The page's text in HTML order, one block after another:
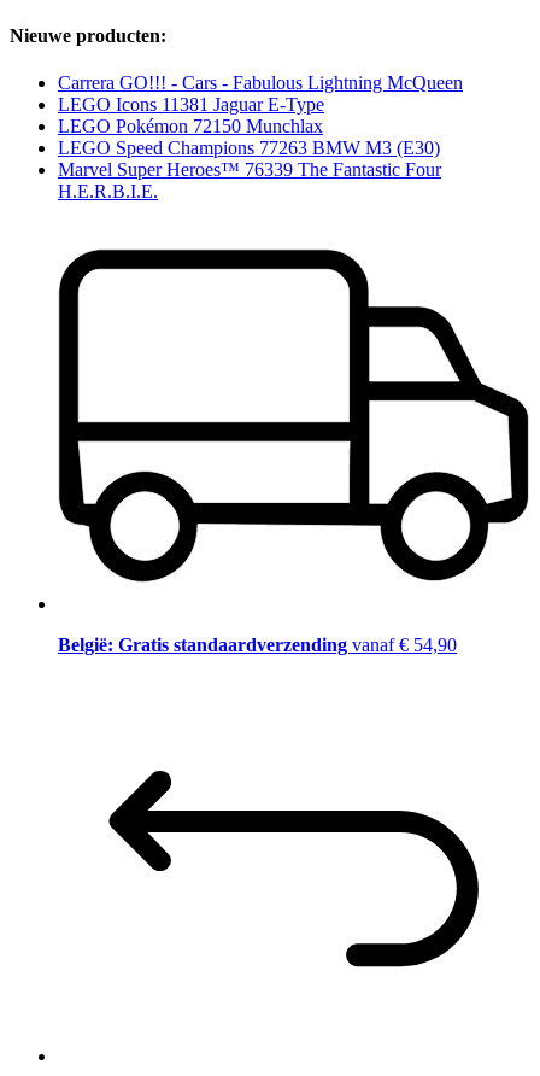
Nieuwe producten:
Carrera GO!!! - Cars - Fabulous Lightning McQueen
LEGO Icons 11381 Jaguar E-Type
LEGO Pokémon 72150 Munchlax
LEGO Speed Champions 77263 BMW M3 (E30)
Marvel Super Heroes™ 76339 The Fantastic Four
H.E.R.B.I.E.
België: Gratis standaardverzending vanaf € 54,90